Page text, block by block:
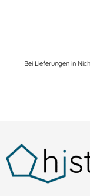
Bei Lieferungen in